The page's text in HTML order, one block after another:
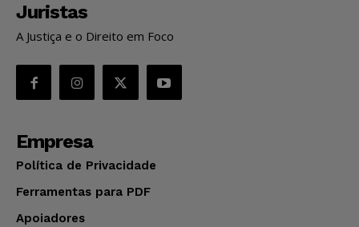
Juristas
A Justiça e o Direito em Foco
Empresa
Política de Privacidade
Ferramentas para PDF
Apoiadores